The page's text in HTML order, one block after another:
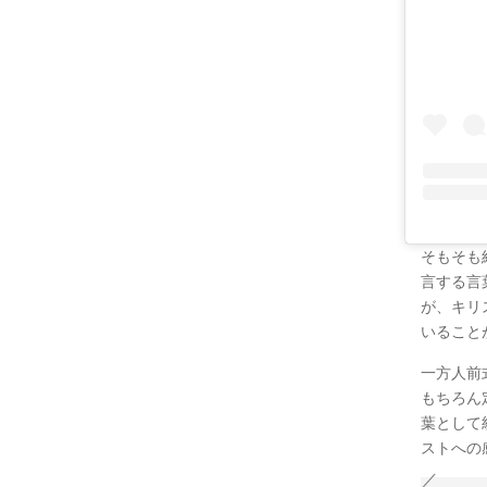
そもそも
言する言
が、キリ
いること
一方人前
もちろ
葉として
ストへ